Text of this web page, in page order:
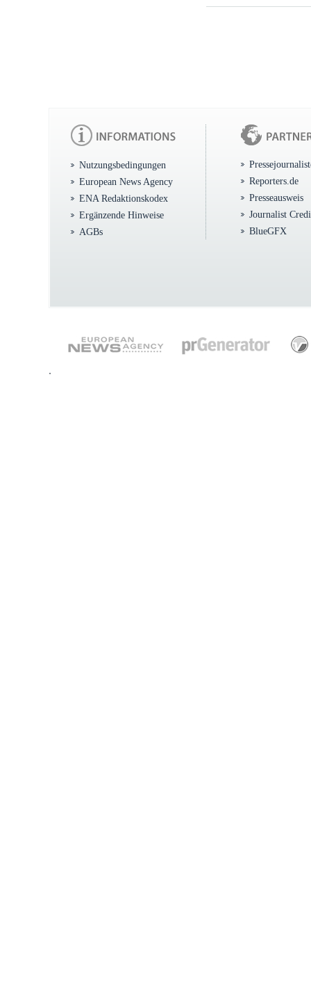
Nutzungsbedingungen
European News Agency
ENA Redaktionskodex
Ergänzende Hinweise
AGBs
Reporters.de
Presseausweis
Journalist
BlueGFX
.